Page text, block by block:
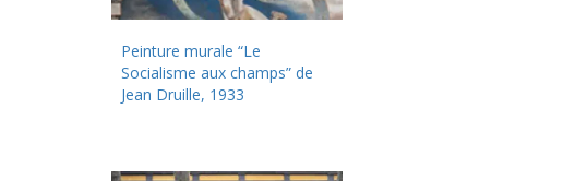
Peinture murale “Le
Socialisme aux champs” de
Jean Druille, 1933